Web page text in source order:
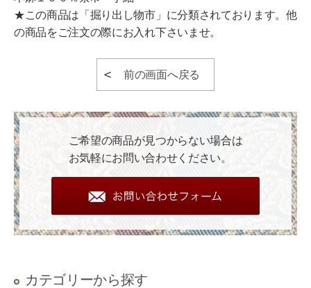
★この商品は「掘り出し物市」に分類されております。他
の商品をご注文の際にお入れ下さいませ。
前の画面へ戻る
ご希望の商品が見つからない場合は
お気軽にお問い合わせください。
カテゴリーから探す